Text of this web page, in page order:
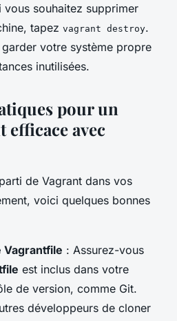
vous souhaitez supprimer
tapez vagrant destroy.
votre système propre
inutilisées.
pour un
efficace avec
de Vagrant dans vos
voici quelques bonnes
: Assurez-vous
est inclus dans votre
de version, comme Git.
développeurs de cloner